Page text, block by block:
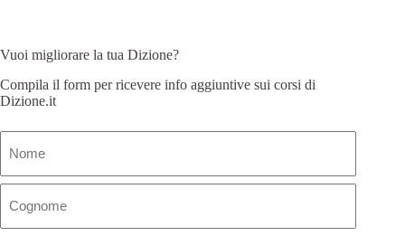
Vuoi migliorare la tua Dizione?
Compila il form per ricevere info aggiuntive sui corsi di
Dizione.it